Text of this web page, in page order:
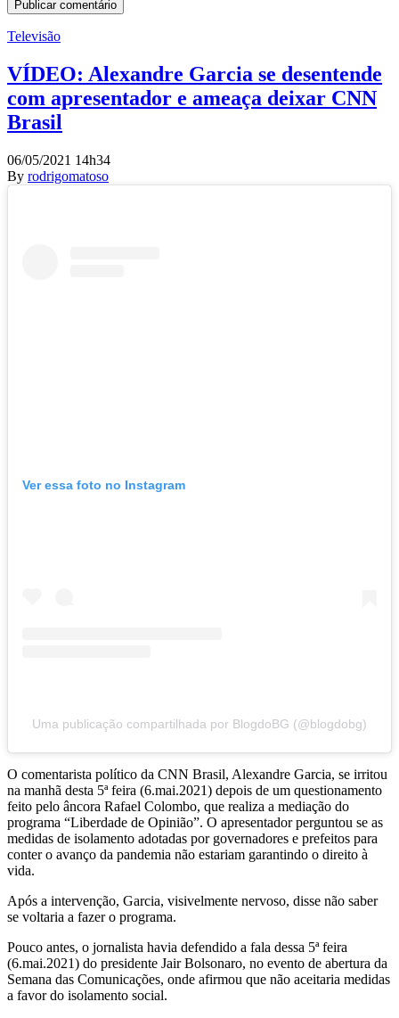
Televisão
VÍDEO: Alexandre Garcia se desentende
com apresentador e ameaça deixar CNN
Brasil
06/05/2021 14h34
By rodrigomatoso
Ver essa foto no Instagram
Uma publicação compartilhada por BlogdoBG (@blogdobg)
O comentarista político da CNN Brasil, Alexandre Garcia, se irritou
na manhã desta 5ª feira (6.mai.2021) depois de um questionamento
feito pelo âncora Rafael Colombo, que realiza a mediação do
programa “Liberdade de Opinião”. O apresentador perguntou se as
medidas de isolamento adotadas por governadores e prefeitos para
conter o avanço da pandemia não estariam garantindo o direito à
vida.
Após a intervenção, Garcia, visivelmente nervoso, disse não saber
se voltaria a fazer o programa.
Pouco antes, o jornalista havia defendido a fala dessa 5ª feira
(6.mai.2021) do presidente Jair Bolsonaro, no evento de abertura da
Semana das Comunicações, onde afirmou que não aceitaria medidas
a favor do isolamento social.